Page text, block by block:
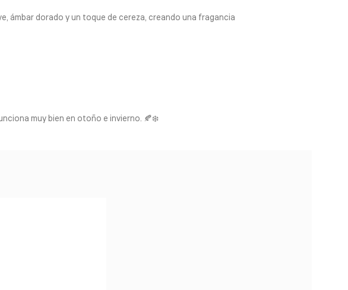
ámbar dorado y un toque de cereza, creando una fragancia
muy bien en otoño e invierno. 🍂❄️